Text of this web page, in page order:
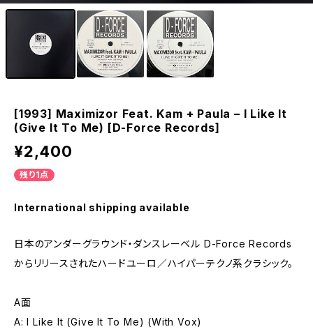
[1993] Maximizor Feat. Kam + Paula – I Like It
(Give It To Me) [D-Force Records]
¥2,400
残り1点
International shipping available
日本のアンダーグラウンド・ダンスレーベル D-Force Records
からリリースされたハードユーロ／ハイパーテクノ系クラシック。
A面
A: I Like It (Give It To Me) (With Vox)